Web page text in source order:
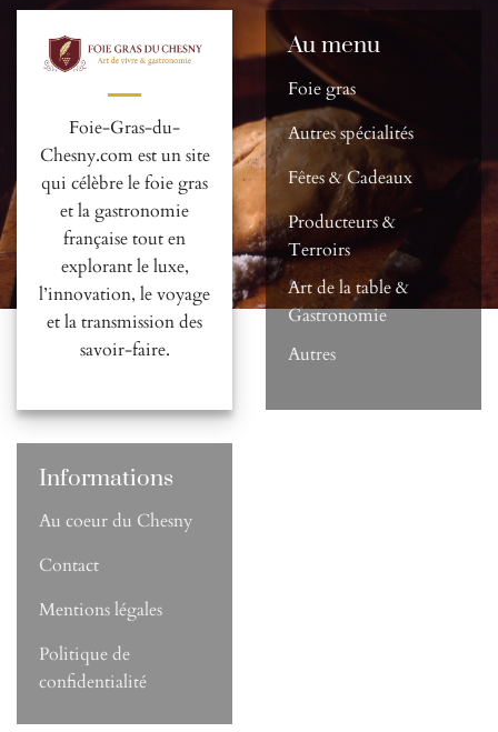
Foie-Gras-du-
Chesny.com est un site
qui célèbre le foie gras
et la gastronomie
française tout en
explorant le luxe,
l’innovation, le voyage
et la transmission des
savoir-faire.
Au menu
Foie gras
Autres spécialités
Fêtes & Cadeaux
Producteurs &
Terroirs
Art de la table &
Gastronomie
Autres
Informations
Au coeur du Chesny
Contact
Mentions légales
Politique de
confidentialité